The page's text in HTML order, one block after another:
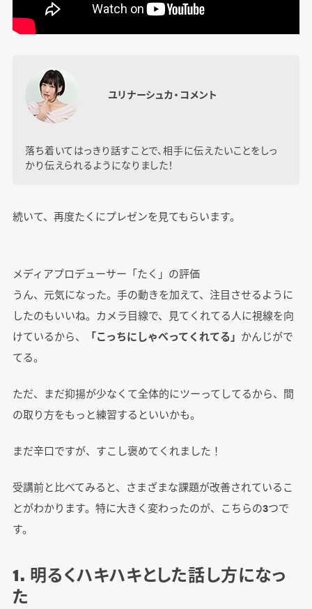
ユリナーシュカ・コメント
落ち着いてはっきり話すことで、相手に伝えたいことをしっ
かり伝えられるようになりました！
続いて、再度たくにプレゼンを見てもらいます。
メディアプロデューサー「たく」の評価
うん、元気になった。手の動きを加えて、注目させるように
したのもいいね。カメラ目線で、見てくれてる人に視線を向
けているから、
「こっちにしゃべってくれてる」 かんじがで
てる。
ただ、まだ抑揚が少なくて全体的にツーってしてるから、間
の取り方をもっと練習するといいかも。
まだ辛口ですが、すこし褒めてくれました！
受講前と比べてみると、さまざまな課題が改善されているこ
とがわかります。特に大きく変わったのが、こちらの3つで
す。
1. 明るくハキハキとした話し方になっ
た